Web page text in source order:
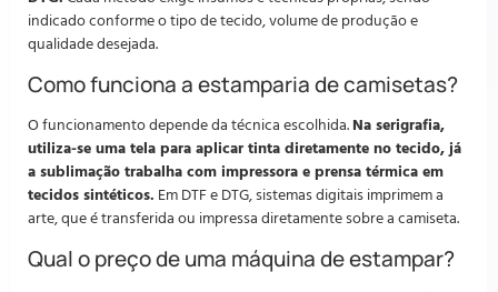
indicado conforme o tipo de tecido, volume de produção e
qualidade desejada.
Como funciona a estamparia de camisetas?
O funcionamento depende da técnica escolhida. Na serigrafia,
utiliza-se uma tela para aplicar tinta diretamente no tecido, já
a sublimação trabalha com impressora e prensa térmica em
tecidos sintéticos. Em DTF e DTG, sistemas digitais imprimem a
arte, que é transferida ou impressa diretamente sobre a camiseta.
Qual o preço de uma máquina de estampar?